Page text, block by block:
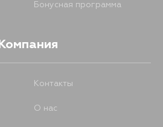
Бонусная программа
Компания
Контакты
О нас